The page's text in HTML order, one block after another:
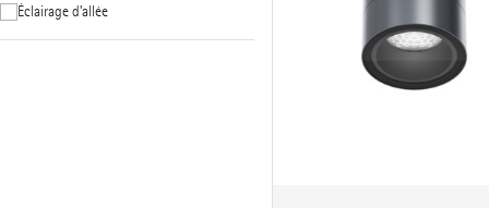
Éclairage d’allée